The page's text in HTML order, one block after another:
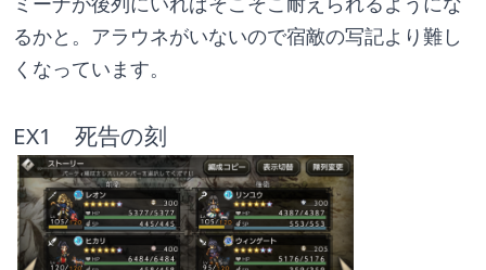
るかと。アラウネがいないので宿敵の写記より難し
くなっています。
EX1　死告の刻